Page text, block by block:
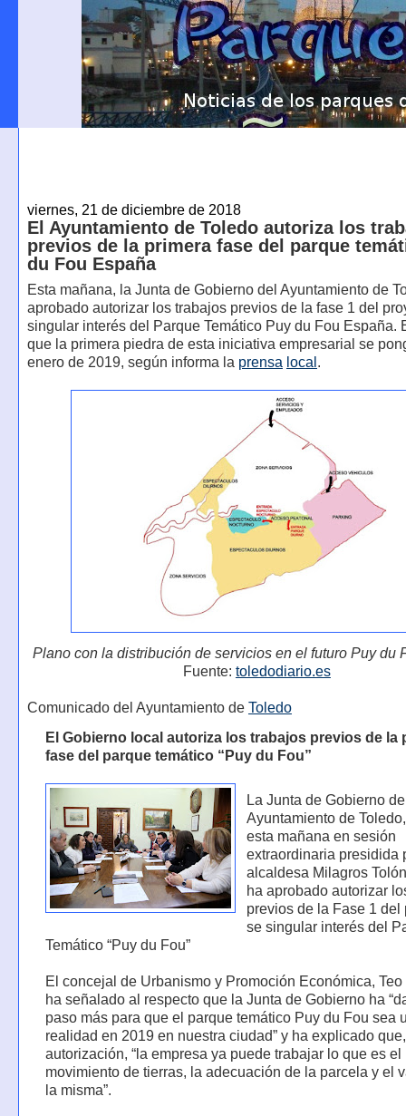
viernes, 21 de diciembre de 2018
El Ayuntamiento de Toledo autoriza los
previos de la primera fase del parque
du Fou España
Esta mañana, la Junta de Gobierno del Ayuntamiento de
aprobado autorizar los trabajos previos de la fase 1 del
singular interés del Parque Temático Puy du Fou España.
que la primera piedra de esta iniciativa empresarial se
enero de 2019, según informa la prensa local .
Plano con la distribución de servicios en el futuro Puy du
Fuente: toledodiario.es
Comunicado del Ayuntamiento de Toledo
El Gobierno local autoriza los trabajos previos de la
fase del parque temático “Puy du Fou”
La Junta de Gobierno
Ayuntamiento de
esta mañana en sesión
extraordinaria presidida
alcaldesa Milagros
ha aprobado autorizar
previos de la Fase 1 del
se singular interés del
Temático “Puy du Fou”
El concejal de Urbanismo y Promoción Económica, Teo
ha señalado al respecto que la Junta de Gobierno ha
paso más para que el parque temático Puy du Fou sea
realidad en 2019 en nuestra ciudad” y ha explicado
autorización, “la empresa ya puede trabajar lo que es el
movimiento de tierras, la adecuación de la parcela y el
la misma”.